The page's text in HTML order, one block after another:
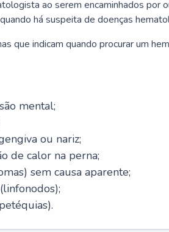
ao serem encaminhados por
há suspeita de doenças
que indicam quando procurar um
mental;
ou nariz;
de calor na perna;
sem causa aparente;